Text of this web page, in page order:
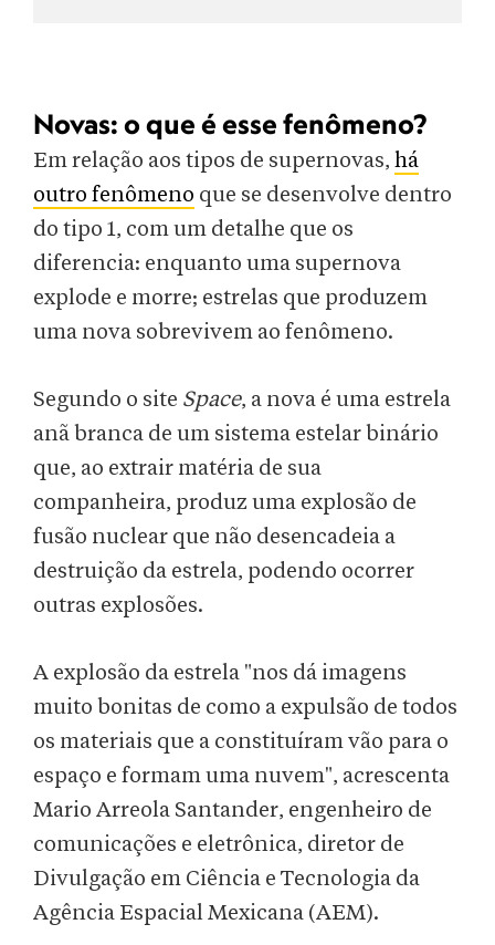
Novas: o que é esse fenômeno?
Em relação aos tipos de supernovas, há
outro fenômeno que se desenvolve dentro
do tipo 1, com um detalhe que os
diferencia: enquanto uma supernova
explode e morre; estrelas que produzem
uma nova sobrevivem ao fenômeno.
Segundo o site Space, a nova é uma estrela
anã branca de um sistema estelar binário
que, ao extrair matéria de sua
companheira, produz uma explosão de
fusão nuclear que não desencadeia a
destruição da estrela, podendo ocorrer
outras explosões.
A explosão da estrela "nos dá imagens
muito bonitas de como a expulsão de todos
os materiais que a constituíram vão para o
espaço e formam uma nuvem", acrescenta
Mario Arreola Santander, engenheiro de
comunicações e eletrônica, diretor de
Divulgação em Ciência e Tecnologia da
Agência Espacial Mexicana (AEM).